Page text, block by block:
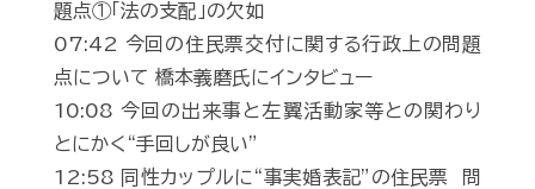
題点①「法の支配」の欠如
07:42 今回の住民票交付に関する行政上の問題
点について 橋本義磨氏にインタビュー
10:08 今回の出来事と左翼活動家等との関わり
とにかく“手回しが良い”
12:58 同性カップルに“事実婚表記”の住民票 問